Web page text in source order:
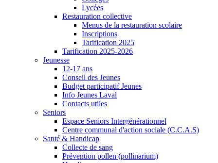
Lycées
Restauration collective
Menus de la restauration scolaire
Inscriptions
Tarification 2025
Tarification 2025-2026
Jeunesse
12-17 ans
Conseil des Jeunes
Budget participatif Jeunes
Info Jeunes Laval
Contacts utiles
Seniors
Espace Seniors Intergénérationnel
Centre communal d'action sociale (C.C.A.S)
Santé & Handicap
Collecte de sang
Prévention pollen (pollinarium)